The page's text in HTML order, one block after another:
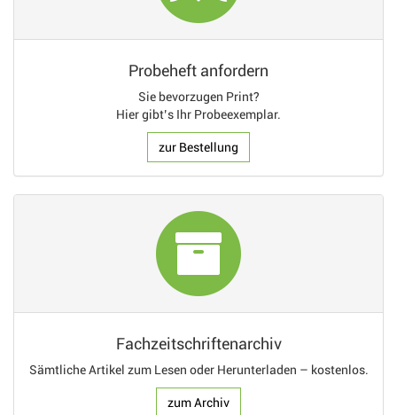
Probeheft anfordern
Sie bevorzugen Print?
Hier gibt’s Ihr Probeexemplar.
zur Bestellung
Fachzeitschriftenarchiv
Sämtliche Artikel zum Lesen oder Herunterladen – kostenlos.
zum Archiv